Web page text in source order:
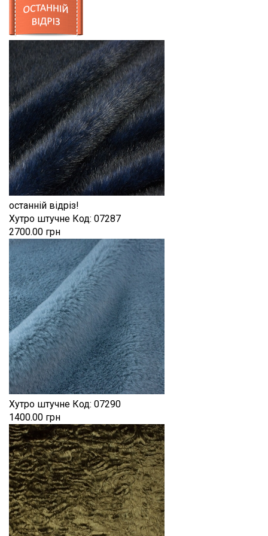
натуральний
Шиття
Штапель
Шифон
останній відріз!
Хутро штучне Код: 07287
2700.00 грн
Хутро штучне Код: 07290
1400.00 грн